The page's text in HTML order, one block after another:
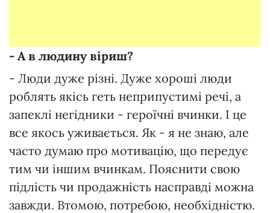
- А в людину віриш?
- Люди дуже різні. Дуже хороші люди
роблять якісь геть неприпустимі речі, а
запеклі негідники - героїчні вчинки. І це
все якось уживається. Як - я не знаю, але
часто думаю про мотивацію, що передує
тим чи іншим вчинкам. Пояснити свою
підлість чи продажність насправді можна
завжди. Втомою, потребою, необхідністю.